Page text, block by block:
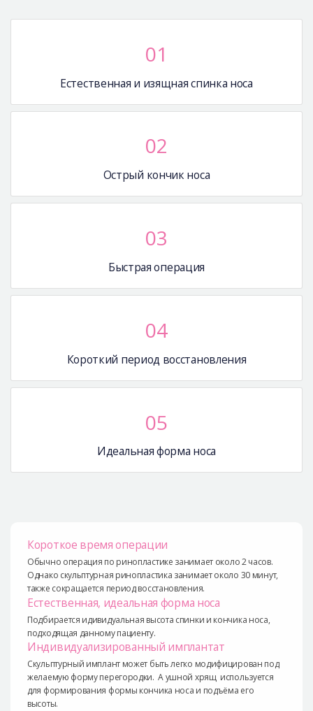
01
Естественная и изящная спинка носа
02
Острый кончик носа
03
Быстрая операция
04
Короткий период восстановления
05
Идеальная форма носа
Короткое время операции
Обычно операция по ринопластике занимает около 2 часов.
Однако скульптурная ринопластика занимает около 30 минут,
также сокращается период восстановления.
Естественная, идеальная форма носа
Подбирается идивидуальная высота спинки и кончика носа,
подходящая данному пациенту.
Индивидуализированный имплантат
Скульптурный имплант может быть легко модифицирован под
желаемую форму перегородки. А ушной хрящ используется
для формирования формы кончика носа и подъёма его
высоты.